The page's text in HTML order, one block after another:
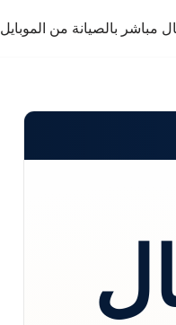
مباشر بالصيانة من الموبايل